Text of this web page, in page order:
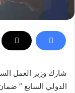
شارك وزير العمل
الدولي السابع ”